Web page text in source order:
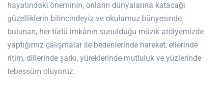
hayatındaki öneminin, onların dünyalarına katacağı
güzelliklerin bilincindeyiz ve okulumuz bünyesinde
bulunan, her türlü imkânın sunulduğu müzik atölyemizde
yaptığımız çalışmalar ile bedenlerinde hareket, ellerinde
ritim, dillerinde şarkı, yüreklerinde mutluluk ve yüzlerinde
tebessüm oluyoruz.